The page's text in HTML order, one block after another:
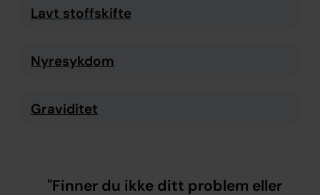
Lavt stoffskifte
Nyresykdom
Graviditet
"Finner du ikke ditt problem eller